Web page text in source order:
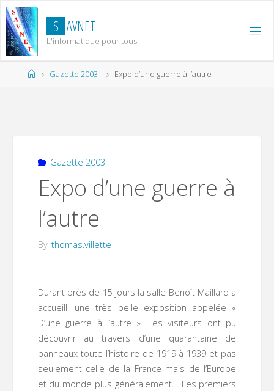
Skip
to
content
S AVNET
L'informatique pour tous
HomeGazette 2003 Expo d’une guerre à l’autre
Gazette 2003
Expo d’une guerre à
l’autre
By thomas.villette
Durant près de 15 jours la salle Benoît Maillard a
accueilli une très belle exposition appelée «
D’une guerre à l’autre ». Les visiteurs ont pu
découvrir au travers d’une quarantaine de
panneaux toute l’histoire de 1919 à 1939 et pas
seulement celle de la France mais de l’Europe
et du monde plus généralement. . Les premiers